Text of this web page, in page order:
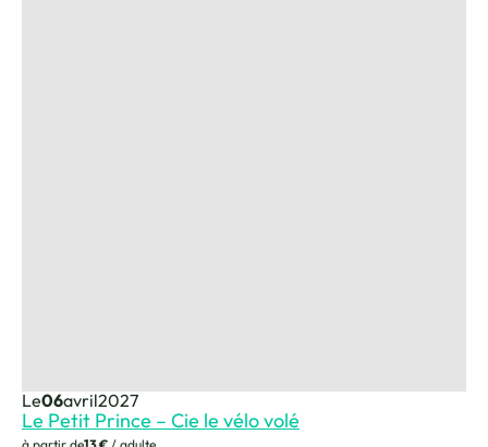
Le Petit Prince – Cie le vélo volé
Le06avril2027